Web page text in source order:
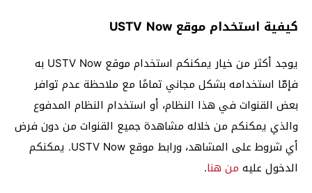
كيفية استخدام موقع USTV Now
يوجد أكثر من خيار يمكنكم استخدام موقع USTV Now به
فإمّا استخدامه بشكل مجاني تمامًا مع ملاحظة عدم توافر
بعض القنوات في هذا النظام، أو استخدام النظام المدفوع
والذي يمكنكم من خلاله مشاهدة جميع القنوات من دون فرض
أي شروط على المشاهد، ورابط موقع USTV Now. يمكنكم
الدخول عليه من هنا.